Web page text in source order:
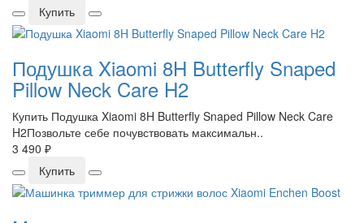
Купить
Подушка Xiaomi 8H Butterfly Snaped
Pillow Neck Care H2
Купить Подушка Xiaomi 8H Butterfly Snaped Pillow Neck Care
H2Позвольте себе почувствовать максимальн..
3 490 ₽
Купить